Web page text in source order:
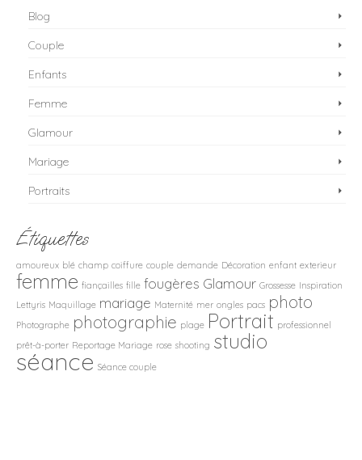
Blog
Couple
Enfants
Femme
Glamour
Mariage
Portraits
Étiquettes
amoureux blé champ coiffure couple demande Décoration enfant exterieur
femme fiançailles fille fougères Glamour Grossesse Inspiration
Lettyris Maquillage mariage Maternité mer ongles pacs photo
Photographe photographie plage Portrait professionnel
prêt-à-porter Reportage Mariage rose shooting studio
séance Séance couple